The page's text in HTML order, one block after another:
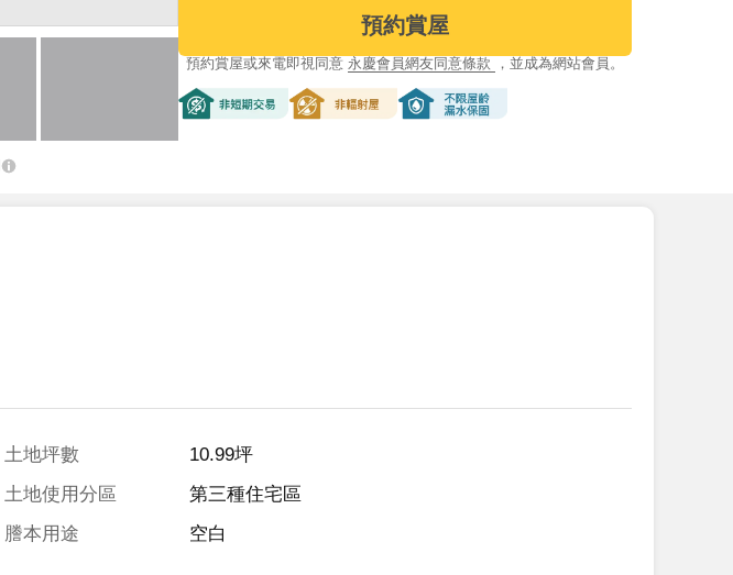
預約賞屋
預約賞屋或來電即視同意 永慶會員網友同意條款 ，並成為網站會員。
土地坪數
10.99坪
土地使用分區
第三種住宅區
謄本用途
空白